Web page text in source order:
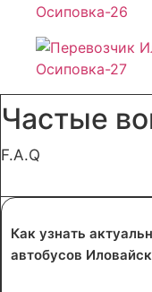
Частые
F.A.Q
Как узнать
автобусов